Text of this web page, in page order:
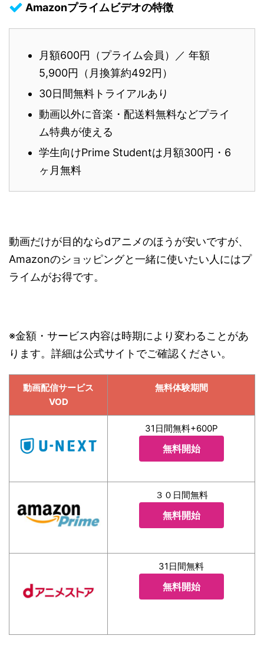
Amazonプライムビデオの特徴
月額600円（プライム会員）／ 年額
5,900円（月換算約492円）
30日間無料トライアルあり
動画以外に音楽・配送料無料などプライ
ム特典が使える
学生向けPrime Studentは月額300円・6
ヶ月無料
動画だけが目的ならdアニメのほうが安いですが、
Amazonのショッピングと一緒に使いたい人にはプ
ライムがお得です。
※金額・サービス内容は時期により変わることがあ
ります。詳細は公式サイトでご確認ください。
動画配信サービス
VOD
無料体験期間
31日間無料+600P
無料開始
３０日間無料
無料開始
31日間無料
無料開始